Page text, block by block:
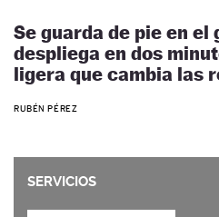
Se guarda de pie en el
despliega en dos
ligera que cambia las
RUBÉN PÉREZ